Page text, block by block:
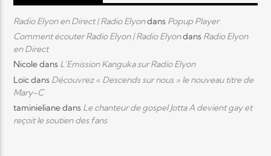
Radio Elyon en Direct | Radio Elyondans Popup Player
Comment écouter Radio Elyon | Radio Elyondans Radio Elyon
en Direct
Nicoledans L’Emission Kanguka sur Radio Elyon
Loïcdans Découvrez « Descends sur nous » le nouveau titre de
Mary-C
taminielianedans Le chanteur de gospel Jotta A devient gay et
reçoit le soutien des fans